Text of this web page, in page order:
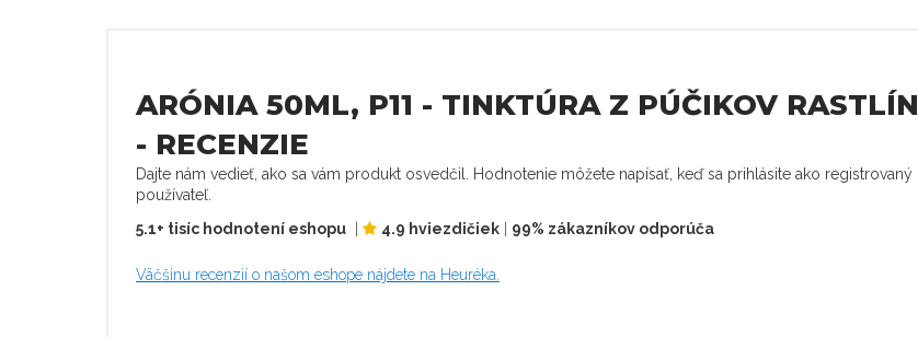
ARÓNIA 50ML, P11 - TINKTÚRA Z PÚČIKOV RASTLÍN
- RECENZIE
Dajte nám vedieť, ako sa vám produkt osvedčil. Hodnotenie môžete napísať, keď sa prihlásite ako registrovaný
používateľ.
5.1+ tisíc hodnotení eshopu
4.9 hviezdičiek 99% zákazníkov odporúča
Väčšinu recenzií o našom eshope nájdete na Heuréka.